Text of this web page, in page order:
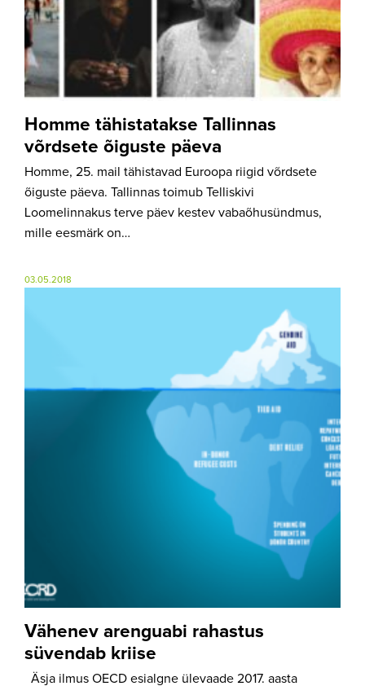
Homme tähistatakse Tallinnas
võrdsete õiguste päeva
Homme, 25. mail tähistavad Euroopa riigid võrdsete
õiguste päeva. Tallinnas toimub Telliskivi
Loomelinnakus terve päev kestev vabaõhusündmus,
mille eesmärk on…
03.05.2018
Vähenev arenguabi rahastus
süvendab kriise
Äsja ilmus OECD esialgne ülevaade 2017. aasta